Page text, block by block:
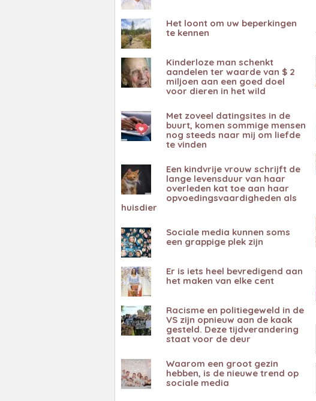
Het loont om uw beperkingen
te kennen
Kinderloze man schenkt
aandelen ter waarde van $ 2
miljoen aan een goed doel
voor dieren in het wild
Met zoveel datingsites in de
buurt, komen sommige mensen
nog steeds naar mij om liefde
te vinden
Een kindvrije vrouw schrijft de
lange levensduur van haar
overleden kat toe aan haar
opvoedingsvaardigheden als
huisdier
Sociale media kunnen soms
een grappige plek zijn
Er is iets heel bevredigend aan
het maken van elke cent
Racisme en politiegeweld in de
VS zijn opnieuw aan de kaak
gesteld. Deze tijdverandering
staat voor de deur
Waarom een ​​groot gezin
hebben, is de nieuwe trend op
sociale media